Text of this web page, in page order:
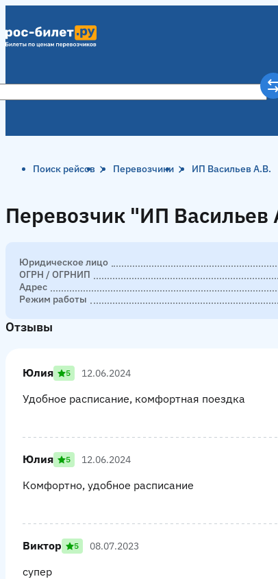
Поиск рейсов Перевозчики ИП Васильев А.В.
Перевозчик "ИП Васильев
Перевозчик "ИП Васильев
Юридическое лицо
ОГРН / ОГРНИП
Адрес
Режим работы
Отзывы
Юлия 5 12.06.2024
Удобное расписание, комфортная поездка
Юлия 5 12.06.2024
Комфортно, удобное расписание
Виктор 5 08.07.2023
супер